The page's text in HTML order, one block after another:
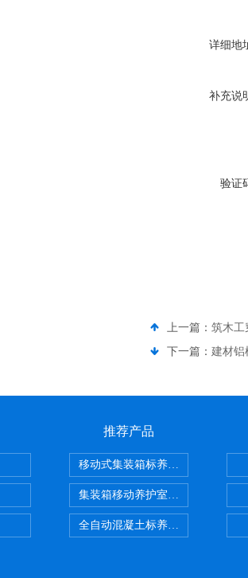
详细地
补充说
验证
上一篇： 筑木工
下一篇： 建材铝
推荐产品
移动式集装箱标养室 养护室设备
集装箱移动养护室 标养室
全自动混凝土标养室恒温恒湿设备